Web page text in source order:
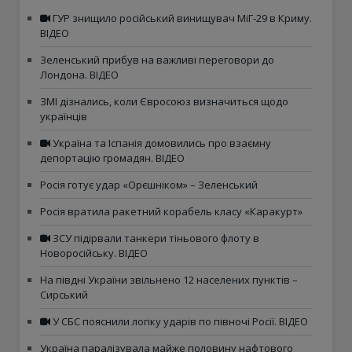
ГУР знищило російський винищувач МіГ-29 в Криму.
ВІДЕО
Зеленський прибув на важливі переговори до
Лондона. ВІДЕО
ЗМІ дізнались, коли Євросоюз визначиться щодо
українців
Україна та Іспанія домовились про взаємну
депортацію громадян. ВІДЕО
Росія готує удар «Орєшніком» – Зеленський
Росія вратила ракетний корабель класу «Каракурт»
ЗСУ підірвали танкери тіньового флоту в
Новоросійську. ВІДЕО
На півдні України звільнено 12 населених пунктів –
Сирський
У СБС пояснили логіку ударів по півночі Росії. ВІДЕО
Україна паралізувала майже половину нафтового